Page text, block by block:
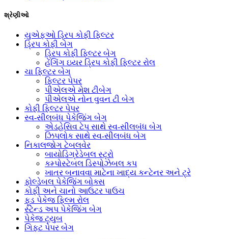
શ્રેણીઓ
યુએફઓ ડ્રિપ કોફી ફિલ્ટર
ડ્રિપ કોફી બેગ
ડ્રિપ કોફી ફિલ્ટર બેગ
હેંગિંગ ઇયર ડ્રિપ કોફી ફિલ્ટર રોલ
ચા ફિલ્ટર બેગ
ફિલ્ટર પેપર
પીએલએ મેશ ટીબેગ
પીએલએ નોન વુવન ટી બેગ
કોફી ફિલ્ટર પેપર
સ્વ-સીલબંધ પેકેજિંગ બેગ
એડહેસિવ ટેપ સાથે સ્વ-સીલબંધ બેગ
ઝિપલોક સાથે સ્વ-સીલબંધ બેગ
નિકાલજોગ ટેબલવેર
બાયોડિગ્રેડેબલ સ્ટ્રો
કમ્પોસ્ટેબલ ડિસ્પોઝેબલ કપ
ખાતર બનાવવા માટેના ખાદ્ય કન્ટેનર અને ટ્રે
ફોલ્ડેબલ પેકેજિંગ બોક્સ
કોફી અને ચાનો આઉટર પાઉચ
ફૂડ પેકેજ ફિલ્મ રોલ
સ્ટેન્ડ અપ પેકેજિંગ બેગ
પેકેજ ટ્યુબ
ગિફ્ટ પેપર બેગ